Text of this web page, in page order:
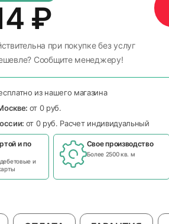
₽
при покупке без услуг
Сообщите менеджеру!
из нашего магазина
от 0 руб.
от 0 руб. Расчет индивидуальный
и по
и
Свое производство
Более 2500 кв. м